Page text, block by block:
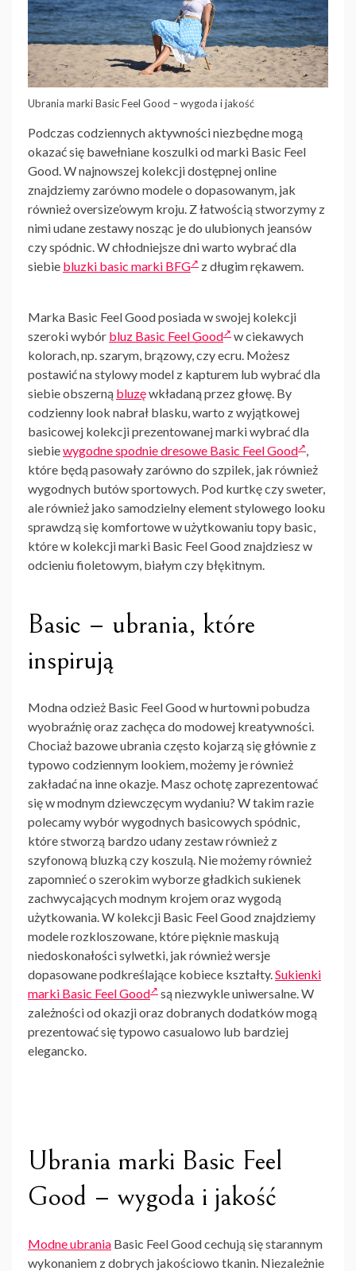
Ubrania marki Basic Feel Good – wygoda i jakość
Podczas codziennych aktywności niezbędne mogą
okazać się bawełniane koszulki od marki Basic Feel
Good. W najnowszej kolekcji dostępnej online
znajdziemy zarówno modele o dopasowanym, jak
również oversize’owym kroju. Z łatwością stworzymy z
nimi udane zestawy nosząc je do ulubionych jeansów
czy spódnic. W chłodniejsze dni warto wybrać dla
siebie bluzki basic marki BFG z długim rękawem.
Marka Basic Feel Goodposiada w swojej kolekcji
szeroki wybór bluz Basic Feel Good
w ciekawych
kolorach, np. szarym, brązowy, czy ecru. Możesz
postawić na stylowy model z kapturem lub wybrać dla
siebie obszerną bluzęwkładaną przez głowę. By
codzienny look nabrał blasku, warto z wyjątkowej
basicowej kolekcji prezentowanej marki wybrać dla
siebiewygodne spodnie dresowe Basic Feel Good
które będą pasowały zarówno do szpilek, jak również
wygodnych butów sportowych. Pod kurtkę czy sweter,
ale również jako samodzielny element stylowego looku
sprawdzą się komfortowe w użytkowaniu topy basic,
które w kolekcji marki Basic Feel Good znajdziesz w
odcieniu fioletowym, białym czy błękitnym.
Basic – ubrania, które
inspirują
Modna odzież Basic Feel Good w hurtownipobudza
wyobraźnię oraz zachęca do modowej kreatywności.
Chociaż bazowe ubrania często kojarzą się głównie z
typowo codziennym lookiem, możemy je również
zakładać na inne okazje. Masz ochotę zaprezentować
się w modnym dziewczęcym wydaniu? W takim razie
polecamy wybór wygodnych basicowych spódnic,
które stworzą bardzo udany zestaw również z
szyfonową bluzką czy koszulą. Nie możemy również
zapomnieć o szerokim wyborze gładkich sukienek
zachwycających modnym krojem oraz wygodą
użytkowania. W kolekcji Basic Feel Good znajdziemy
modele rozkloszowane, które pięknie maskują
niedoskonałości sylwetki, jak również wersje
dopasowane podkreślające kobiece kształty. Sukienki
marki Basic Feel Good
są niezwykle uniwersalne. W
zależności od okazji oraz dobranych dodatków mogą
prezentować się typowo casualowo lub bardziej
elegancko.
Ubrania marki Basic Feel
Good – wygoda i jakość
Modne ubrania Basic Feel Good cechują się starannym
wykonaniem z dobrych jakościowo tkanin. Niezależnie